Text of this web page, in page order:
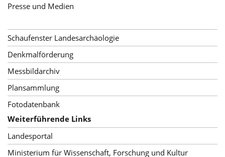
Presse und Medien
Schaufenster Landesarchäologie
Denkmalförderung
Messbildarchiv
Plansammlung
Fotodatenbank
Weiterführende Links
Landesportal
Ministerium für Wissenschaft, Forschung und Kultur